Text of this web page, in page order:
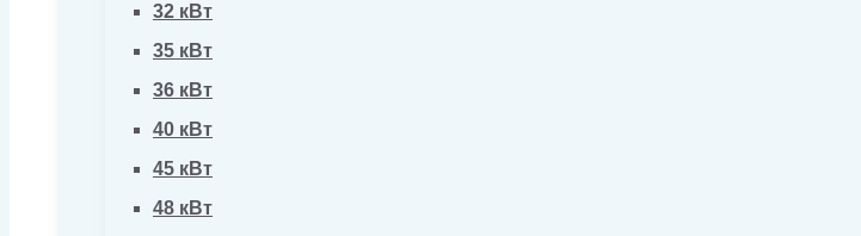
32 кВт
35 кВт
36 кВт
40 кВт
45 кВт
48 кВт